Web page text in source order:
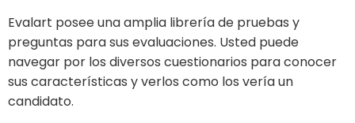
Evalart posee una amplia librería de pruebas y
preguntas para sus evaluaciones. Usted puede
navegar por los diversos cuestionarios para conocer
sus características y verlos como los vería un
candidato.